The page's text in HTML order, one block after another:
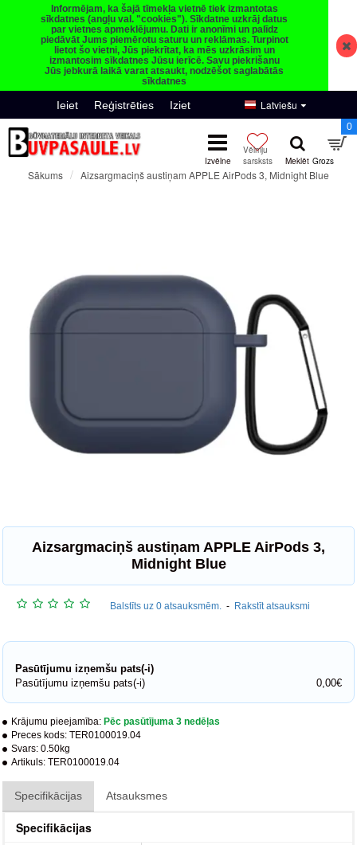
Informējam, ka šajā tīmekļa vietnē tiek izmantotas
sīkdatnes (angļu val. "cookies"). Sīkdatne uzkrāj datus
par vietnes apmeklējumu. Dati ir anonīmi un palīdz
piedāvāt Jums piemērotu saturu un reklāmas. Turpinot
lietot šo vietni, Jūs piekrītat, ka mēs uzkrāsim un
izmantosim sīkdatnes Jūsu ierīcē. Savu piekrišanu
Jūs jebkurā laikā varat atsaukt, nodzēšot saglabātās
sīkdatnes
Ieiet Reģistrēties Iziet Latviešu
0
Sākums Aizsargmaciņš austiņam APPLE AirPods 3, Midnight Blue
Aizsargmaciņš austiņam APPLE AirPods 3,
Midnight Blue
Krājumu pieejamība: Pēc pasūtījuma 3 nedēļas
Preces kods: TER0100019.04
Svars: 0.50kg
Artikuls: TER0100019.04
Balstīts uz 0 atsauksmēm. - Rakstīt atsauksmi
Pasūtījumu izņemšu pats(-i)
Pasūtījumu izņemšu pats(-i)
0,00€
Specifikācijas Atsauksmes
Specifikācijas